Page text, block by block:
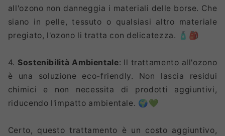
all'ozono non danneggia i materiali delle borse. Che
siano in pelle, tessuto o qualsiasi altro materiale
pregiato, l'ozono li tratta con delicatezza. 🧴🎒
4. Sostenibilità Ambientale: Il trattamento all'ozono
è una soluzione eco-friendly. Non lascia residui
chimici e non necessita di prodotti aggiuntivi,
riducendo l'impatto ambientale. 🌍💚
Certo, questo trattamento è un costo aggiuntivo,